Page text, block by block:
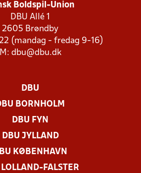
Boldspil-Union
DBU Allé 1
2605 Brøndby
(mandag - fredag 9-16)
M: dbu@dbu.dk
DBU
BORNHOLM
DBU FYN
DBU JYLLAND
KØBENHAVN
LOLLAND-FALSTER